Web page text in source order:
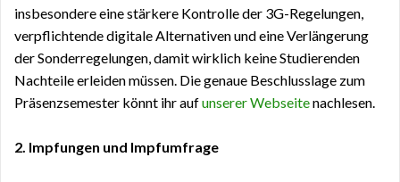
insbesondere eine stärkere Kontrolle der 3G-Regelungen,
verpflichtende digitale Alternativen und eine Verlängerung
der Sonderregelungen, damit wirklich keine Studierenden
Nachteile erleiden müssen. Die genaue Beschlusslage zum
Präsenzsemester könnt ihr aufunserer Webseitenachlesen.
2. Impfungen und Impfumfrage